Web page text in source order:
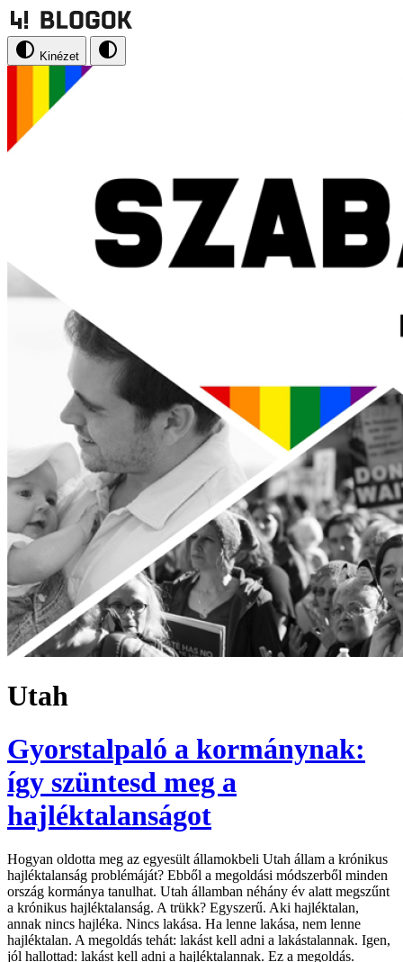
Kinézet
Utah
Gyorstalpaló a kormánynak:
így szüntesd meg a
hajléktalanságot
Hogyan oldotta meg az egyesült államokbeli Utah állam a krónikus
hajléktalanság problémáját? Ebből a megoldási módszerből minden
ország kormánya tanulhat. Utah államban néhány év alatt megszűnt
a krónikus hajléktalanság. A trükk? Egyszerű. Aki hajléktalan,
annak nincs hajléka. Nincs lakása. Ha lenne lakása, nem lenne
hajléktalan. A megoldás tehát: lakást kell adni a lakástalannak. Igen,
jól hallottad: lakást kell adni a hajléktalannak. Ez a megoldás.